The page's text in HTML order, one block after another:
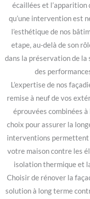
écaillées et l’apparition
qu’une intervention est
l’esthétique de nos
etape, au-delà de son
dans la préservation de
des
L’expertise de nos
remise à neuf de vos
éprouvées combinées
choix pour assurer la
interventions
votre maison contre les
isolation thermique et
Choisir de rénover la
solution à long terme